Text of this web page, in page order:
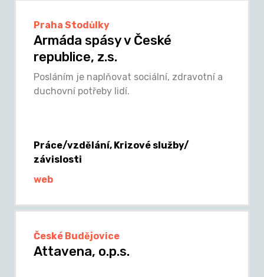
Praha Stodůlky
Armáda spásy v České
republice, z.s.
Posláním je naplňovat sociální, zdravotní a
duchovní potřeby lidí.
Práce/vzdělání, Krizové služby/
závislosti
web
České Budějovice
Attavena, o.p.s.